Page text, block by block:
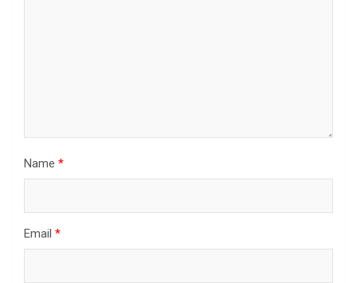
Name *
Email *